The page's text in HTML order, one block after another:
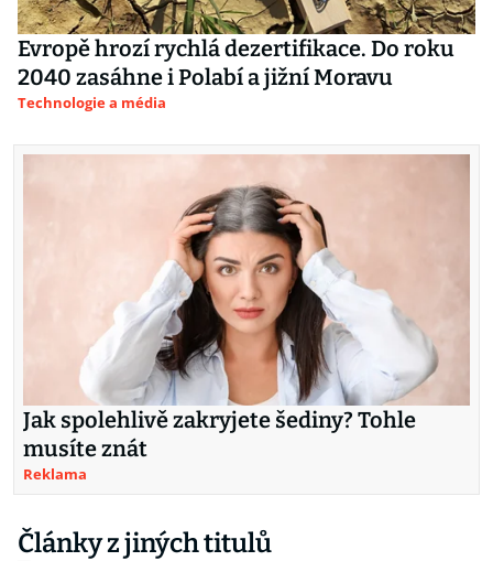
Evropě hrozí rychlá dezertifikace. Do roku
2040 zasáhne i Polabí a jižní Moravu
Technologie a média
Jak spolehlivě zakryjete šediny? Tohle
musíte znát
Reklama
Články z jiných titulů